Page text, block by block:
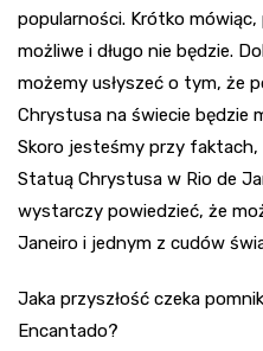
popularności. Krótko
możliwe i długo nie będzie.
możemy usłyszeć o tym, że
Chrystusa na świecie będzie
Skoro jesteśmy przy
Statuą Chrystusa w Rio de
wystarczy powiedzieć, że
Janeiro i jednym z cudów
Jaka przyszłość czeka
Encantado?